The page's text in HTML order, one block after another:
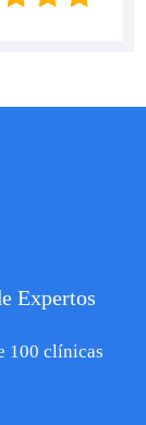
Expertos
100 clínicas